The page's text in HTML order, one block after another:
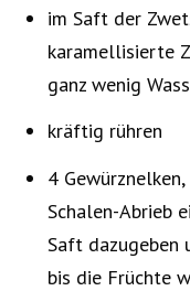
im Saft der
karamellisierte
ganz wenig
kräftig rühren
4
Schalen-Abrieb
Saft dazugeben
bis die Früchte